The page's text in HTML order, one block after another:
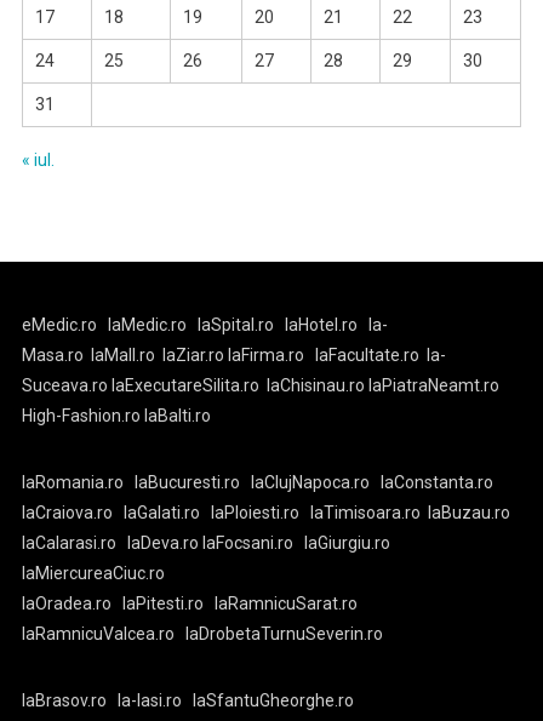
17 18 19 20 21 22 23
24 25 26 27 28 29 30
31
« iul.
eMedic.ro laMedic.ro laSpital.ro laHotel.ro
la-
Masa.ro
laMall.ro laZiar.ro laFirma.ro laFacultate.ro
la-
Suceava.ro laExecutareSilita.ro laChisinau.ro laPiatraNeamt.ro
High-Fashion.ro laBalti.ro
laRomania.ro laBucuresti.ro laClujNapoca.ro
laConstanta.ro
laCraiova.ro
laGalati.ro laPloiesti.ro laTimisoara.ro
laBuzau.ro
laCalarasi.ro
laDeva.ro laFocsani.ro
laGiurgiu.ro
laMiercureaCiuc.ro
laOradea.ro
laPitesti.ro
laRamnicuSarat.ro
laRamnicuValcea.ro
laDrobetaTurnuSeverin.ro
laBrasov.ro la-Iasi.ro
laSfantuGheorghe.ro